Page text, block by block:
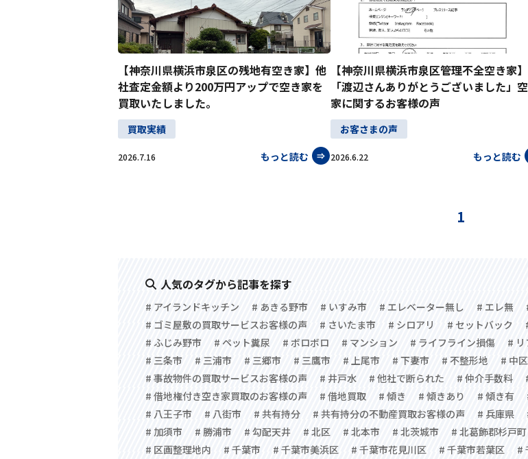
【神奈川県横浜市泉区の残地有空き家】他
社査定金額より200万円アップで空き家を
買取いたしました。
買取実績
2026.7.16 もっと読む
【神奈川県横浜市泉区管理不全空き家】
「渡辺さんありがとうございました」
家に関するお客様の声
お客さまの声
2026.6.22 もっと読む
1
人気のタグから記事を探す
# アイランドキッチン # あきる野市 # いすみ市 # エレベーター無し # エレ無
# ゴミ屋敷の買取サービスお客様の声
# さいたま市 # シロアリ # セットバック
# ふじみ野市
# ペット糞尿 # ボロボロ # マンション # ライフライン損傷 # リ
# 三条市
# 三浦市 # 三郷市 # 三鷹市 # 上尾市 # 下妻市 # 不整形地 # 中区
# 事故物件の買取サービスお客様の声
# 井戸水 # 他社で断られた # 仲介手数料
# 借地権付き空き家買取のお客様の声
# 借地買取 # 傾き # 傾きあり # 傾き有
# 八王子市
# 八街市 # 共有持分 # 共有持分の不動産買取お客様の声 # 兵庫県
# 加須市
# 勝浦市 # 勾配天井 # 北区 # 北本市 # 北茨城市 # 北葛飾郡杉戸町
# 区画整理地内
# 千葉市 # 千葉市美浜区 # 千葉市花見川区 # 千葉市若葉区 #